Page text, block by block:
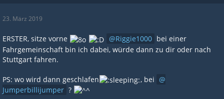
23. März 2019
ERSTER, sitze vorne Riggie1000 bei einer
Fahrgemeinschaft bin ich dabei, würde dann zu dir oder nach
Stuttgart fahren.
PS: wo wird dann geschlafen
, bei
Jumperbillijumper ?